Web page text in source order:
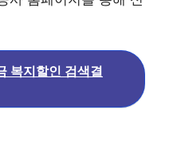
복지할인 검색결